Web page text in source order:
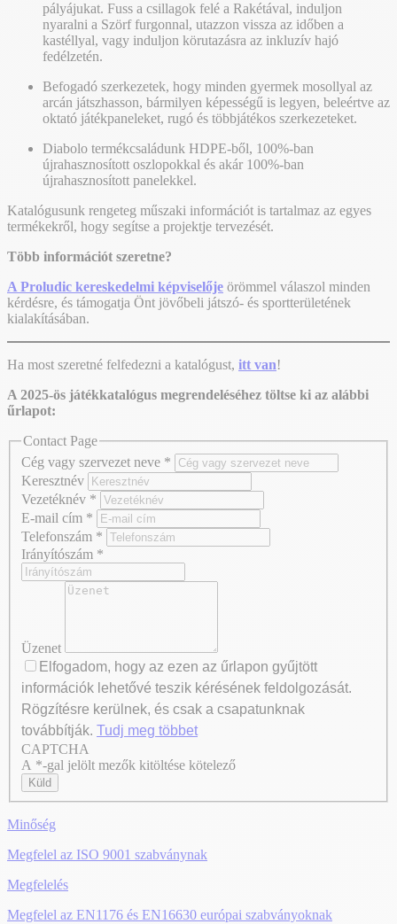
pályájukat. Fuss a csillagok felé a Rakétával, induljon
nyaralni a Szörf furgonnal, utazzon vissza az időben a
kastéllyal, vagy induljon körutazásra az inkluzív hajó
fedélzetén.
Befogadó szerkezetek, hogy minden gyermek mosollyal az
arcán játszhasson, bármilyen képességű is legyen, beleértve az
oktató játékpaneleket, rugó és többjátékos szerkezeteket.
Diabolo termékcsaládunk HDPE-ből, 100%-ban
újrahasznosított oszlopokkal és akár 100%-ban
újrahasznosított panelekkel.
Katalógusunk rengeteg műszaki információt is tartalmaz az egyes
termékekről, hogy segítse a projektje tervezését.
Több információt szeretne?
A Proludic kereskedelmi képviselője örömmel válaszol minden
kérdésre, és támogatja Önt jövőbeli játszó- és sportterületének
kialakításában.
Ha most szeretné felfedezni a katalógust, itt van!
A 2025-ös játékkatalógus megrendeléséhez töltse ki az alábbi
űrlapot:
Contact Page
Cég vagy szervezet neve *
Keresztnév
Vezetéknév *
E-mail cím *
Telefonszám *
Irányítószám *
Üzenet
Elfogadom, hogy az ezen az űrlapon gyűjtött
információk lehetővé teszik kérésének feldolgozását.
Rögzítésre kerülnek, és csak a csapatunknak
továbbítják.
Tudj meg többet
Axeptio consent
CAPTCHA
A *-gal jelölt mezők kitöltése kötelező
Küld
Minőség
Megfelel az ISO 9001 szabványnak
Megfelelés
Megfelel az EN1176 és EN16630 európai szabványoknak